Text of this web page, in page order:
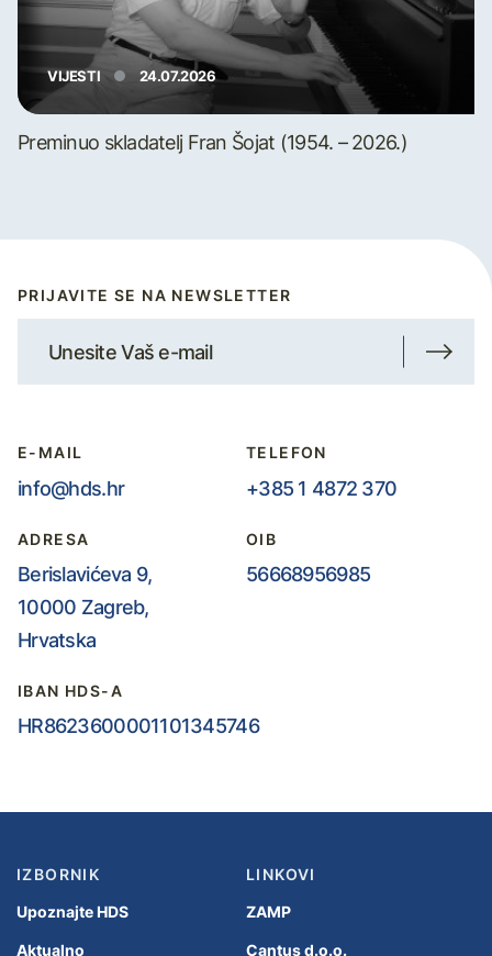
VIJESTI 24.07.2026
Preminuo skladatelj Fran Šojat (1954. – 2026.)
PRIJAVITE SE NA NEWSLETTER
E-MAIL
info@hds.hr
TELEFON
+385 1 4872 370
ADRESA
Berislavićeva 9,
10000 Zagreb,
Hrvatska
OIB
56668956985
IBAN HDS-A
HR8623600001101345746
IZBORNIK
Upoznajte HDS
Aktualno
LINKOVI
ZAMP
Cantus d.o.o.